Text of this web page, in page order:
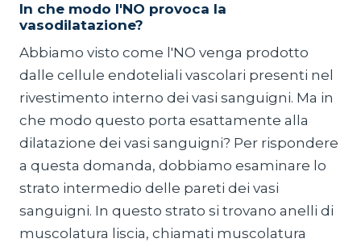
In che modo l'NO provoca la
vasodilatazione?
Abbiamo visto come l'NO venga prodotto
dalle cellule endoteliali vascolari presenti nel
rivestimento interno dei vasi sanguigni. Ma in
che modo questo porta esattamente alla
dilatazione dei vasi sanguigni? Per rispondere
a questa domanda, dobbiamo esaminare lo
strato intermedio delle pareti dei vasi
sanguigni. In questo strato si trovano anelli di
muscolatura liscia, chiamati muscolatura